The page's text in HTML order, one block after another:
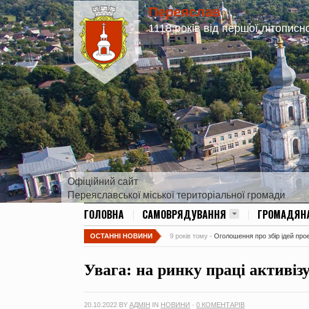
Переяслав
1118 років від першої
Офіційний сайт
Переяславської міської територіальної громади
ГОЛОВНА САМОВРЯДУВАННЯ
ОСТАННІ НОВИНИ 9 років тому - Оголошення про збір ідей
Увага: на ринку праці
20.10.2022 BY АДМІН IN НОВИНИ · 0 КОМЕНТАРІВ